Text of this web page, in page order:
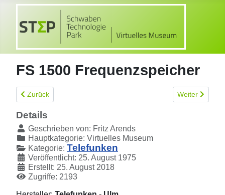
FS 1500 Frequenzspeicher
Vorheriger Beitrag: E 1501 Allwellenempfänger
Zurück Nächster
Weiter
Details
Geschrieben von: Fritz Arends
Hauptkategorie: Virtuelles Museum
Kategorie: Telefunken
Veröffentlicht: 25. August 1975
Erstellt: 25. August 2018
Zugriffe: 2193